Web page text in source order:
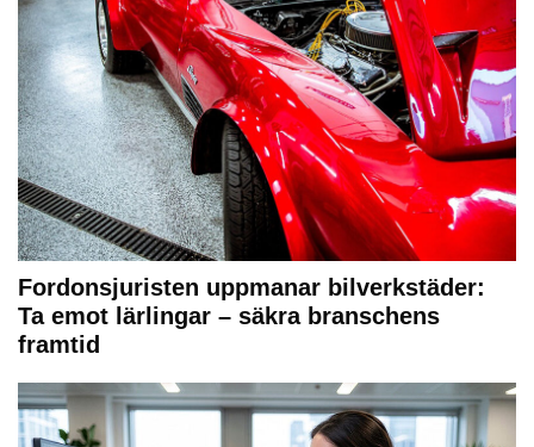
Fordonsjuristen uppmanar bilverkstäder:
Ta emot lärlingar – säkra branschens
framtid